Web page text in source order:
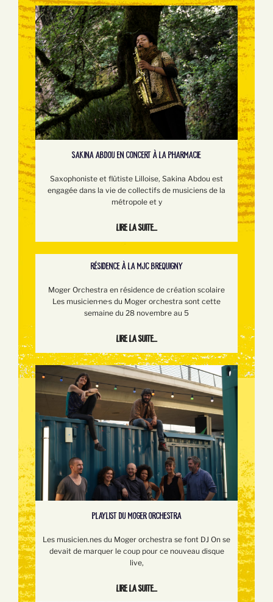
SAKINA ABDOU EN CONCERT À LA PHARMACIE
Saxophoniste et flûtiste Lilloise, Sakina Abdou est
engagée dans la vie de collectifs de musiciens de la
métropole et y
Lire la suite...
RÉSIDENCE À LA MJC BREQUIGNY
Moger Orchestra en résidence de création scolaire
Les musicien·ne·s du Moger orchestra sont cette
semaine du 28 novembre au 5
Lire la suite...
PLAYLIST DU MOGER ORCHESTRA
Les musicien.nes du Moger orchestra se font DJ On se
devait de marquer le coup pour ce nouveau disque
live,
Lire la suite...